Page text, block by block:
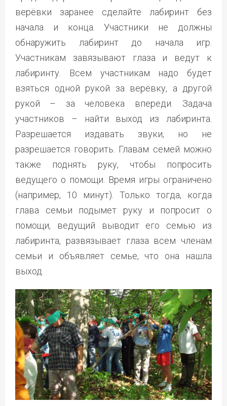
верёвки заранее сделайте лабиринт без
начала и конца. Участники не должны
обнаружить лабиринт до начала игр.
Участникам завязывают глаза и ведут к
лабиринту. Всем участникам надо будет
взяться одной рукой за верёвку, а другой
рукой – за человека впереди. Задача
участников – найти выход из лабиринта.
Разрешается издавать звуки, но не
разрешается говорить. Главам семей можно
также поднять руку, чтобы попросить
ведущего о помощи. Время игры ограничено
(например, 10 минут). Только тогда, когда
глава семьи подымет руку и попросит о
помощи, ведущий выводит его семью из
лабиринта, развязывает глаза всем членам
семьи и объявляет семье, что она нашла
выход.